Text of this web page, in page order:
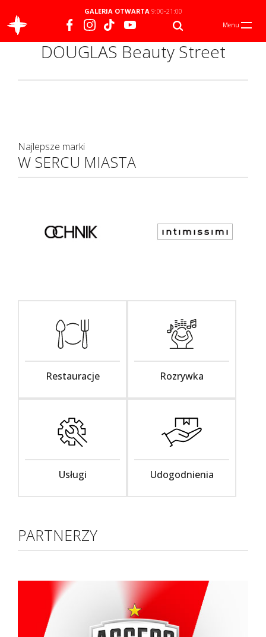
GALERIA OTWARTA9:00-21:00
Menu
DOUGLAS Beauty Street
Najlepsze marki
W SERCU MIASTA
Restauracje Rozrywka
Usługi Udogodnienia
PARTNERZY